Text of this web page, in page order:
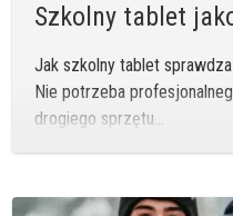
Szkolny tablet
Jak szkolny tablet
Nie potrzeba
drogiego sprzętu…